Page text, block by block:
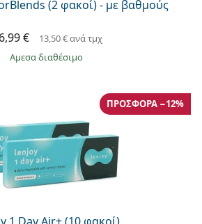
(2 φακοί) - με βαθμούς
€ 13,50 €ανά τμχ
άμεσα διαθέσιμο
ΠΡΟΣΦΟΡΆ −12%